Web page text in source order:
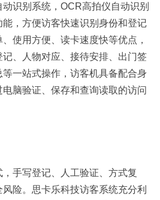
识别系统，OCR高拍仪自动识别
，方便访客快速识别身份和登记
使用方便、读卡速度快等优点，
、人物对应、接待安排、出门签
一站式操作，访客机具备配合身
脑验证、保存和查询读取的访问
手写登记、人工验证、方式复
险。思卡乐科技访客系统充分利